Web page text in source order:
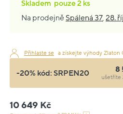
Skladem pouze2 ks
Na prodejně Spálená 37, 28.
Přihlaste se a získejte výhody Zlaton
-20% kód: SRPEN20 8
ušetříte
10 649 Kč